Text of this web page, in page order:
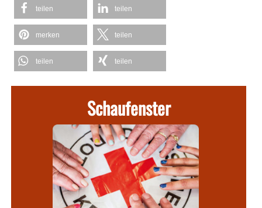
teilen teilen
merken teilen
teilen teilen
Schaufenster